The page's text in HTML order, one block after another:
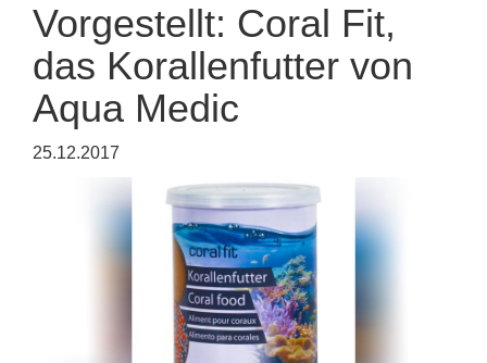
Vorgestellt: Coral Fit,
das Korallenfutter von
Aqua Medic
25.12.2017